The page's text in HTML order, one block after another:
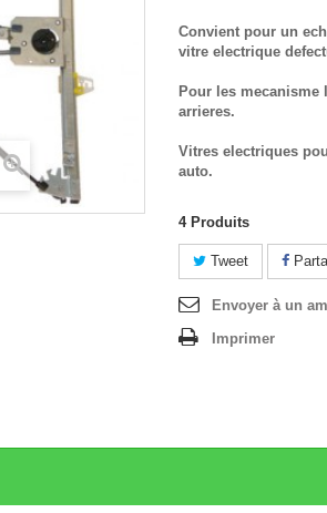
Convient pour un
vitre electrique
Pour les mecanisme
arrieres.
Vitres electriques
auto.
4 Produits
Tweet
Envoyer à un
Imprimer